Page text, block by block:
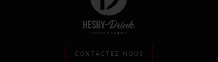
CONTACTEZ-NOUS